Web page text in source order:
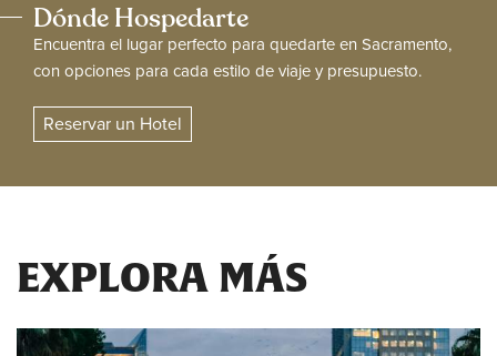
Dónde Hospedarte
Encuentra el lugar perfecto para quedarte en Sacramento,
con opciones para cada estilo de viaje y presupuesto.
Reservar un Hotel
EXPLORA MÁS